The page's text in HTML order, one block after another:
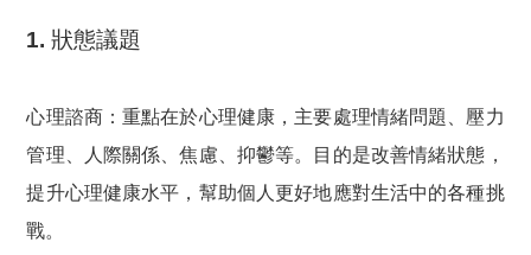
1. 狀態議題
心理諮商：重點在於心理健康，主要處理情緒問題、壓力
管理、人際關係、焦慮、抑鬱等。目的是改善情緒狀態，
提升心理健康水平，幫助個人更好地應對生活中的各種挑
戰。